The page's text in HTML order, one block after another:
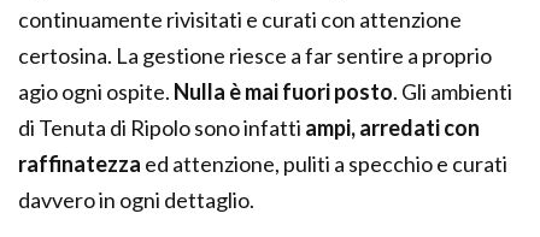
continuamente rivisitati e curati con attenzione
certosina. La gestione riesce a far sentire a proprio
agio ogni ospite. Nulla è mai fuori posto. Gli ambienti
di Tenuta di Ripolo sono infatti ampi, arredati con
raffinatezza ed attenzione, puliti a specchio e curati
davvero in ogni dettaglio.